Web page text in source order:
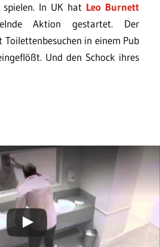
In UK hat Leo Burnett
Aktion gestartet. Der
Toilettenbesuchen in einem Pub
Und den Schock ihres